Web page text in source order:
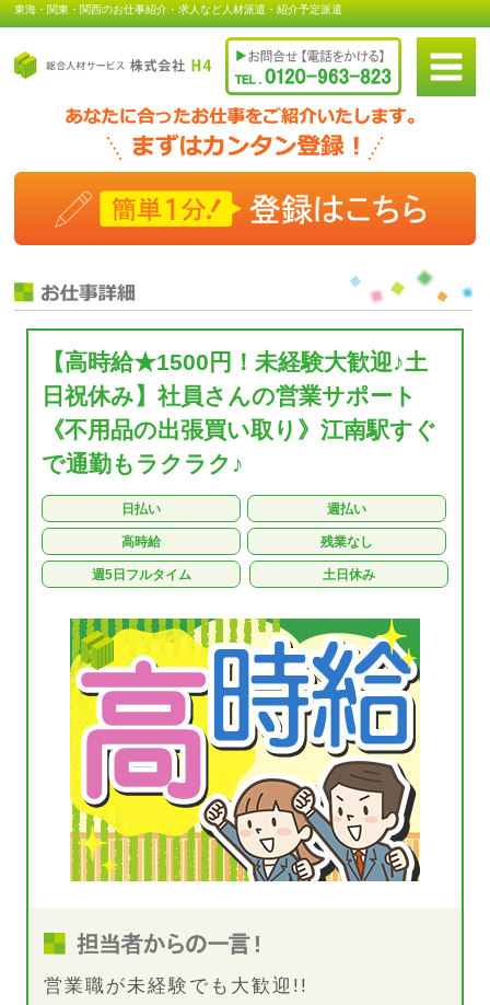
東海・関東・関西のお仕事紹介・求人など人材派遣・紹介予定派遣
【高時給★1500円！未経験大歓迎♪土
日祝休み】社員さんの営業サポート
《不用品の出張買い取り》江南駅すぐ
で通勤もラクラク♪
日払い 週払い
高時給 残業なし
週5日フルタイム 土日休み
営業職が未経験でも大歓迎!!